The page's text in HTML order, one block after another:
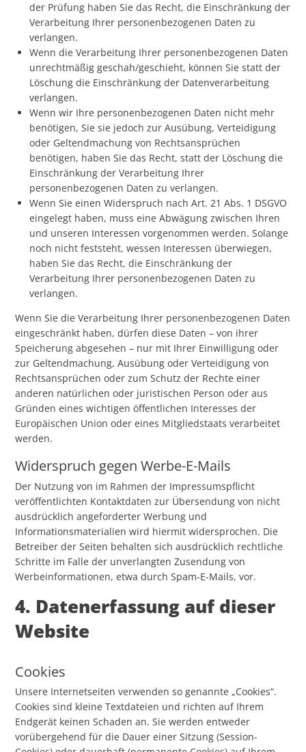
der Prüfung haben Sie das Recht, die Einschränkung der
Verarbeitung Ihrer personenbezogenen Daten zu
verlangen.
Wenn die Verarbeitung Ihrer personenbezogenen Daten
unrechtmäßig geschah/geschieht, können Sie statt der
Löschung die Einschränkung der Datenverarbeitung
verlangen.
Wenn wir Ihre personenbezogenen Daten nicht mehr
benötigen, Sie sie jedoch zur Ausübung, Verteidigung
oder Geltendmachung von Rechtsansprüchen
benötigen, haben Sie das Recht, statt der Löschung die
Einschränkung der Verarbeitung Ihrer
personenbezogenen Daten zu verlangen.
Wenn Sie einen Widerspruch nach Art. 21 Abs. 1 DSGVO
eingelegt haben, muss eine Abwägung zwischen Ihren
und unseren Interessen vorgenommen werden. Solange
noch nicht feststeht, wessen Interessen überwiegen,
haben Sie das Recht, die Einschränkung der
Verarbeitung Ihrer personenbezogenen Daten zu
verlangen.
Wenn Sie die Verarbeitung Ihrer personenbezogenen Daten
eingeschränkt haben, dürfen diese Daten – von ihrer
Speicherung abgesehen – nur mit Ihrer Einwilligung oder
zur Geltendmachung, Ausübung oder Verteidigung von
Rechtsansprüchen oder zum Schutz der Rechte einer
anderen natürlichen oder juristischen Person oder aus
Gründen eines wichtigen öffentlichen Interesses der
Europäischen Union oder eines Mitgliedstaats verarbeitet
werden.
Widerspruch gegen Werbe-E-Mails
Der Nutzung von im Rahmen der Impressumspflicht
veröffentlichten Kontaktdaten zur Übersendung von nicht
ausdrücklich angeforderter Werbung und
Informationsmaterialien wird hiermit widersprochen. Die
Betreiber der Seiten behalten sich ausdrücklich rechtliche
Schritte im Falle der unverlangten Zusendung von
Werbeinformationen, etwa durch Spam-E-Mails, vor.
4. Datenerfassung auf dieser
Website
Cookies
Unsere Internetseiten verwenden so genannte „Cookies“.
Cookies sind kleine Textdateien und richten auf Ihrem
Endgerät keinen Schaden an. Sie werden entweder
vorübergehend für die Dauer einer Sitzung (Session-